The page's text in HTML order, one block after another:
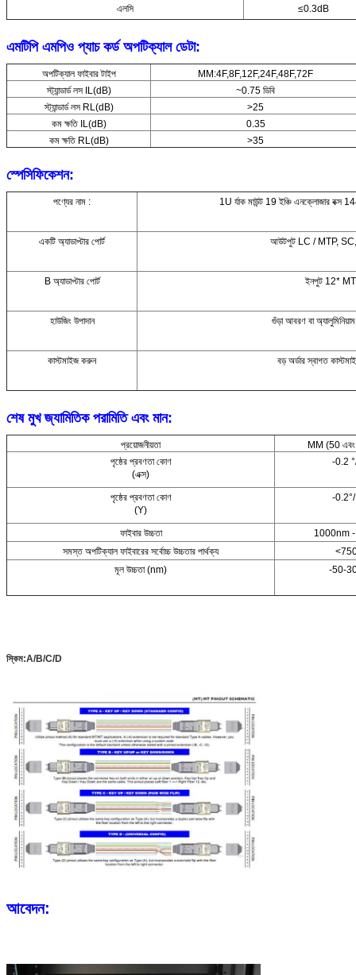
এলসি
≤0.3dB
এমটিপি এমপিও প্যাচ কর্ড অপটিক্যাল ডেটা:
অপটিক্যাল ফাইবার টাইপ
MM:4F,8F,12F,24F,48F,72F
স্ট্যান্ডার্ড লস IL(dB)
~0.75 ডিবি
স্ট্যান্ডার্ড লস RL(dB)
>25
কম ক্ষতি IL(dB)
0.35
কম ক্ষতি RL(dB)
>35
স্পেসিফিকেশন:
পণ্যের নাম : 1U র্যাক মাউন্ট 19 ইঞ্চি এনক্লোজার বক্স
একটি অ্যাডাপ্টার পোর্ট আউটপুট LC / MTP, SC,
B অ্যাডাপ্টার পোর্ট ইনপুট 12*
হাউজিং উপাদান গুঁড়া আবরণ বা
কাস্টমাইজ করুন বড় অর্ডার স্বাগত
শেষ মুখ জ্যামিতিক পরামিতি এবং মান:
প্রয়োজনীয়তা
MM (50
পৃষ্ঠের প্রবণতা কোণ
(এক্স)
-0.2
পৃষ্ঠের প্রবণতা কোণ
(Y)
-
ফাইবার উচ্চতা
1000nm
সমস্ত অপটিক্যাল ফাইবারের সর্বোচ্চ উচ্চতার পার্থক্য
মূল উচ্চতা (nm)
-50-
স্কিম:A/B/C/D
আবেদন: